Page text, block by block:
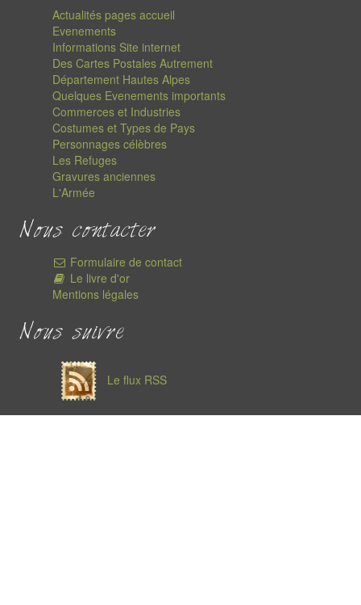
Actualités pages accueil
Evenements
Informations Site internet
Des Cartes Postales Autrement
Département Hautes Alpes
Quelques Evenements importants
Commerces et Industries
Costumes et Types de Pays
Personnages célèbres
Les Refuges
Gravures anciennes
L'Armée
Nous contacter
Formulaire de contact
Le livre d'or
Mentions légales
Nous suivre
Le flux RSS